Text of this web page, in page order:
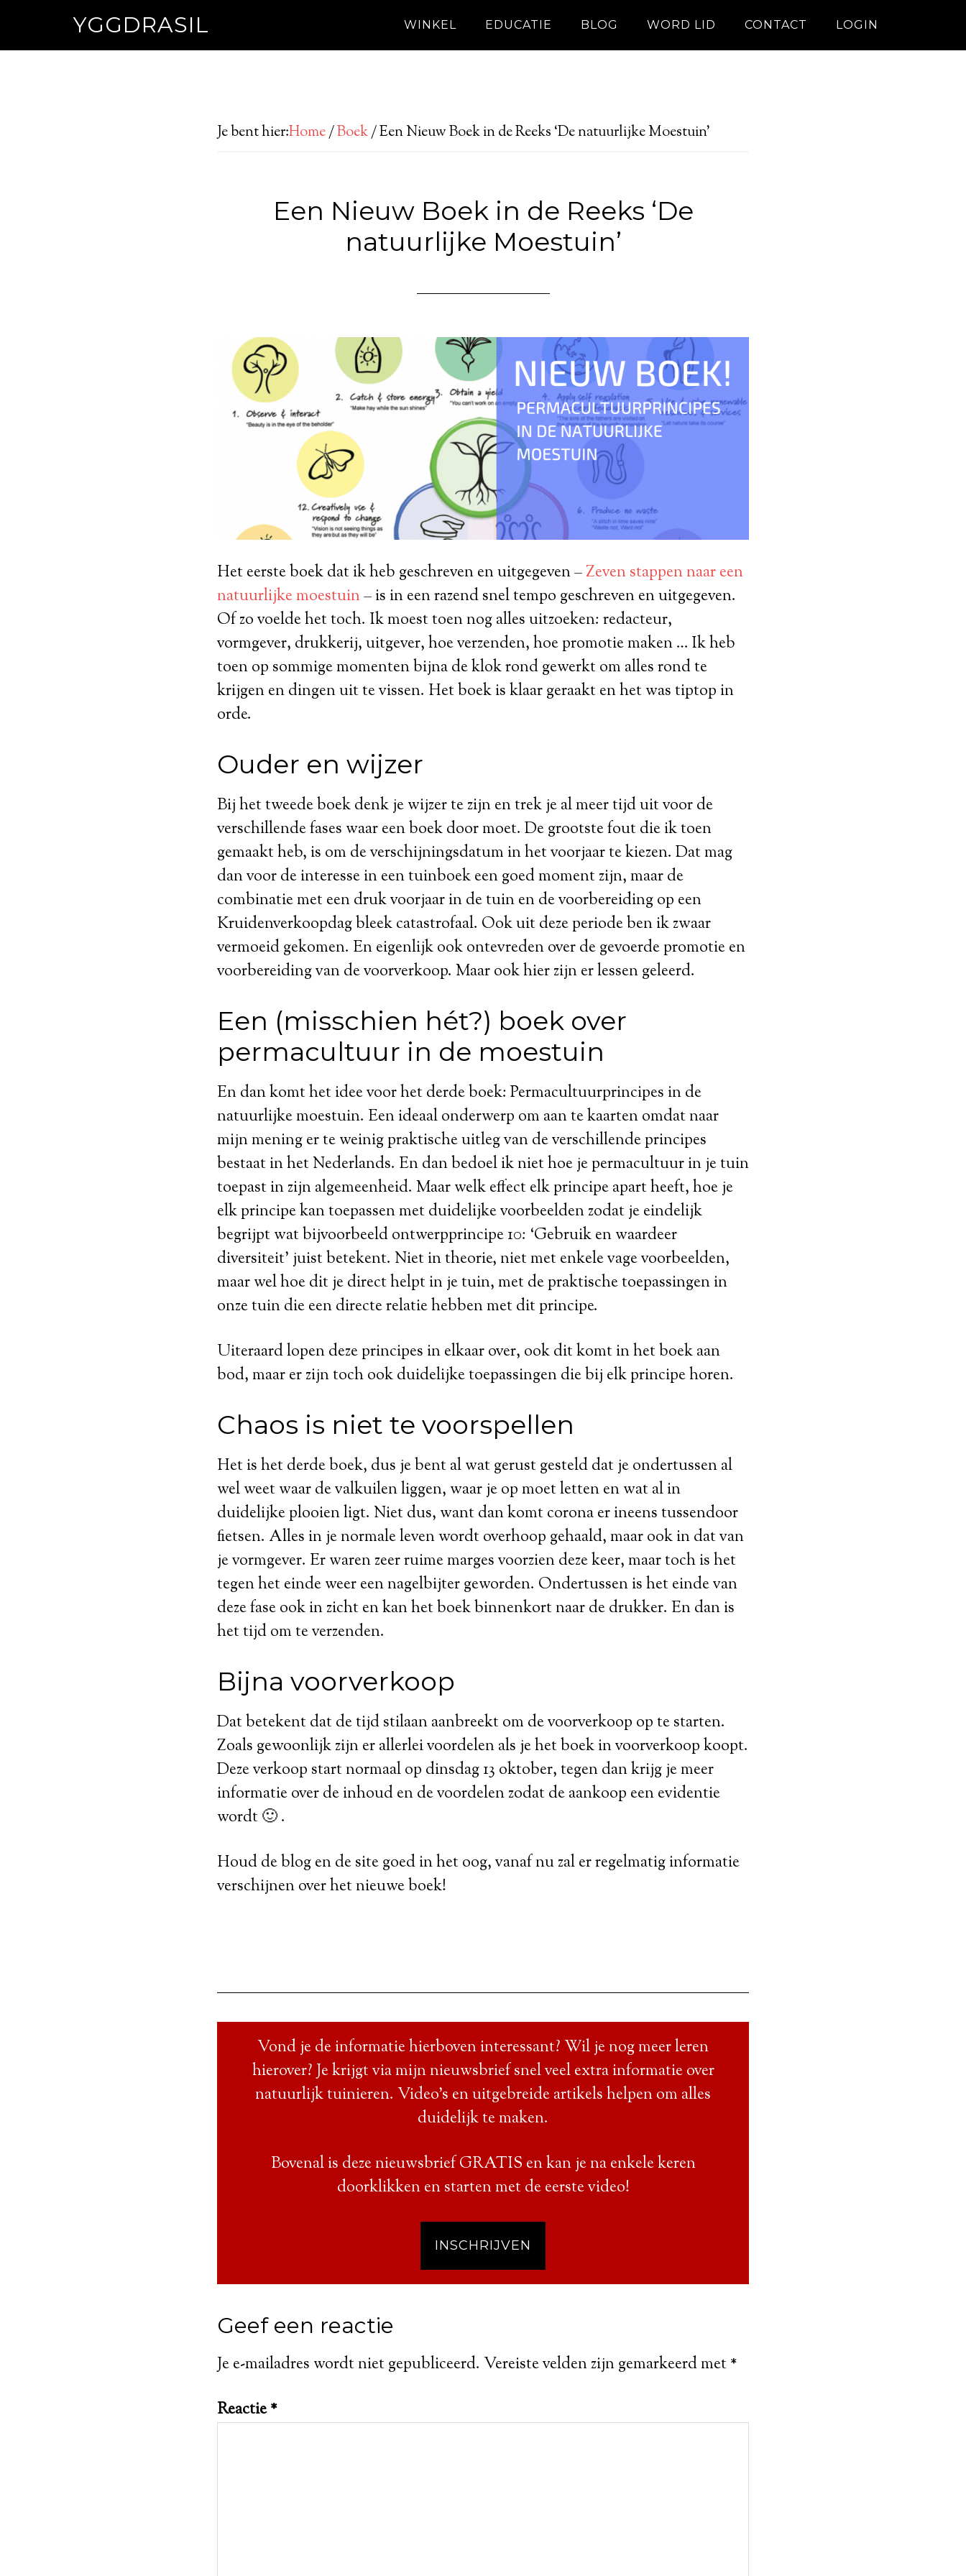
YGGDRASIL WINKEL EDUCATIE BLOG WORD LID CONTACT LOGIN
Je bent hier:Home/Boek/Een Nieuw Boek in de Reeks ‘De natuurlijke Moestuin’
Een Nieuw Boek in de Reeks ‘De
natuurlijke Moestuin’
Het eerste boek dat ik heb geschreven en uitgegeven –Zeven stappen naar een
natuurlijke moestuin– is in een razend snel tempo geschreven en uitgegeven.
Of zo voelde het toch. Ik moest toen nog alles uitzoeken: redacteur,
vormgever, drukkerij, uitgever, hoe verzenden, hoe promotie maken … Ik heb
toen op sommige momenten bijna de klok rond gewerkt om alles rond te
krijgen en dingen uit te vissen. Het boek is klaar geraakt en het was tiptop in
orde.
Ouder en wijzer
Bij het tweede boek denk je wijzer te zijn en trek je al meer tijd uit voor de
verschillende fases waar een boek door moet. De grootste fout die ik toen
gemaakt heb, is om de verschijningsdatum in het voorjaar te kiezen. Dat mag
dan voor de interesse in een tuinboek een goed moment zijn, maar de
combinatie met een druk voorjaar in de tuin en de voorbereiding op een
Kruidenverkoopdag bleek catastrofaal. Ook uit deze periode ben ik zwaar
vermoeid gekomen. En eigenlijk ook ontevreden over de gevoerde promotie en
voorbereiding van de voorverkoop. Maar ook hier zijn er lessen geleerd.
Een (misschien hét?) boek over
permacultuur in de moestuin
En dan komt het idee voor het derde boek: Permacultuurprincipes in de
natuurlijke moestuin. Een ideaal onderwerp om aan te kaarten omdat naar
mijn mening er te weinig praktische uitleg van de verschillende principes
bestaat in het Nederlands. En dan bedoel ik niet hoe je permacultuur in je tuin
toepast in zijn algemeenheid. Maar welk effect elk principe apart heeft, hoe je
elk principe kan toepassen met duidelijke voorbeelden zodat je eindelijk
begrijpt wat bijvoorbeeld ontwerpprincipe 10: ‘Gebruik en waardeer
diversiteit’ juist betekent. Niet in theorie, niet met enkele vage voorbeelden,
maar wel hoe dit je direct helpt in je tuin, met de praktische toepassingen in
onze tuin die een directe relatie hebben met dit principe.
Uiteraard lopen deze principes in elkaar over, ook dit komt in het boek aan
bod, maar er zijn toch ook duidelijke toepassingen die bij elk principe horen.
Chaos is niet te voorspellen
Het is het derde boek, dus je bent al wat gerust gesteld dat je ondertussen al
wel weet waar de valkuilen liggen, waar je op moet letten en wat al in
duidelijke plooien ligt. Niet dus, want dan komt corona er ineens tussendoor
fietsen. Alles in je normale leven wordt overhoop gehaald, maar ook in dat van
je vormgever. Er waren zeer ruime marges voorzien deze keer, maar toch is het
tegen het einde weer een nagelbijter geworden. Ondertussen is het einde van
deze fase ook in zicht en kan het boek binnenkort naar de drukker. En dan is
het tijd om te verzenden.
Bijna voorverkoop
Dat betekent dat de tijd stilaan aanbreekt om de voorverkoop op te starten.
Zoals gewoonlijk zijn er allerlei voordelen als je het boek in voorverkoop koopt.
Deze verkoop start normaal op dinsdag 13 oktober, tegen dan krijg je meer
informatie over de inhoud en de voordelen zodat de aankoop een evidentie
wordt 🙂 .
Houd de blog en de site goed in het oog, vanaf nu zal er regelmatig informatie
verschijnen over het nieuwe boek!
Vond je de informatie hierboven interessant? Wil je nog meer leren
hierover? Je krijgt via mijn nieuwsbrief snel veel extra informatie over
natuurlijk tuinieren. Video’s en uitgebreide artikels helpen om alles
duidelijk te maken.
Bovenal is deze nieuwsbrief GRATIS en kan je na enkele keren
doorklikken en starten met de eerste video!
INSCHRIJVEN
Geef een reactie
Je e-mailadres wordt niet gepubliceerd. Vereiste velden zijn gemarkeerd met*
Reactie*